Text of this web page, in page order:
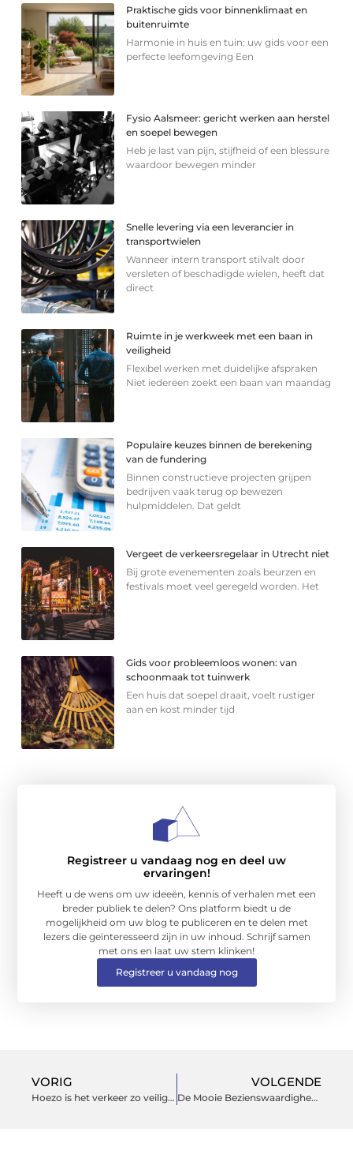
Praktische gids voor binnenklimaat en
buitenruimte
Harmonie in huis en tuin: uw gids voor een
perfecte leefomgeving Een
Fysio Aalsmeer: gericht werken aan herstel
en soepel bewegen
Heb je last van pijn, stijfheid of een blessure
waardoor bewegen minder
Snelle levering via een leverancier in
transportwielen
Wanneer intern transport stilvalt door
versleten of beschadigde wielen, heeft dat
direct
Ruimte in je werkweek met een baan in
veiligheid
Flexibel werken met duidelijke afspraken
Niet iedereen zoekt een baan van maandag
Populaire keuzes binnen de berekening
van de fundering
Binnen constructieve projecten grijpen
bedrijven vaak terug op bewezen
hulpmiddelen. Dat geldt
Vergeet de verkeersregelaar in Utrecht niet
Bij grote evenementen zoals beurzen en
festivals moet veel geregeld worden. Het
Gids voor probleemloos wonen: van
schoonmaak tot tuinwerk
Een huis dat soepel draait, voelt rustiger
aan en kost minder tijd
Registreer u vandaag nog en deel uw
ervaringen!
Heeft u de wens om uw ideeën, kennis of verhalen met een
breder publiek te delen? Ons platform biedt u de
mogelijkheid om uw blog te publiceren en te delen met
lezers die geïnteresseerd zijn in uw inhoud. Schrijf samen
met ons en laat uw stem klinken!
Registreer u vandaag nog
VORIG
Hoezo is het verkeer zo veilig in Nederland
VOLGENDE
De Mooie Bezienswaardigheden van Amsterdam